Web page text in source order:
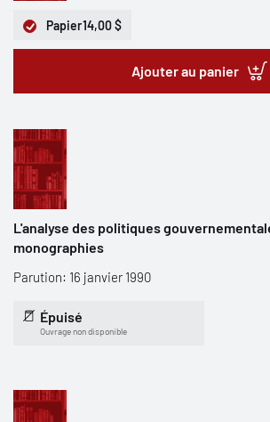
Papier14,00 $
Ajouter au panier
L'analyse des politiques
monographies
Parution: 16 janvier 1990
Épuisé
Ouvrage non disponible